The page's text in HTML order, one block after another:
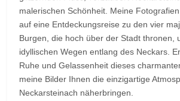
malerischen Schönheit. Meine
auf eine Entdeckungsreise zu den vier
Burgen, die hoch über der Stadt thronen,
idyllischen Wegen entlang des Neckars.
Ruhe und Gelassenheit dieses
meine Bilder Ihnen die einzigartige
Neckarsteinach näherbringen.